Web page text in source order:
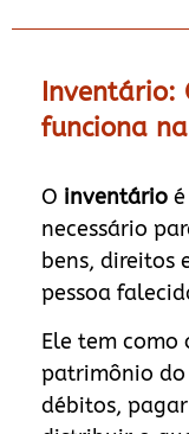
Inventário:
funciona
O inventário
necessário
bens, direitos
pessoa
Ele tem
patrimônio
débitos,